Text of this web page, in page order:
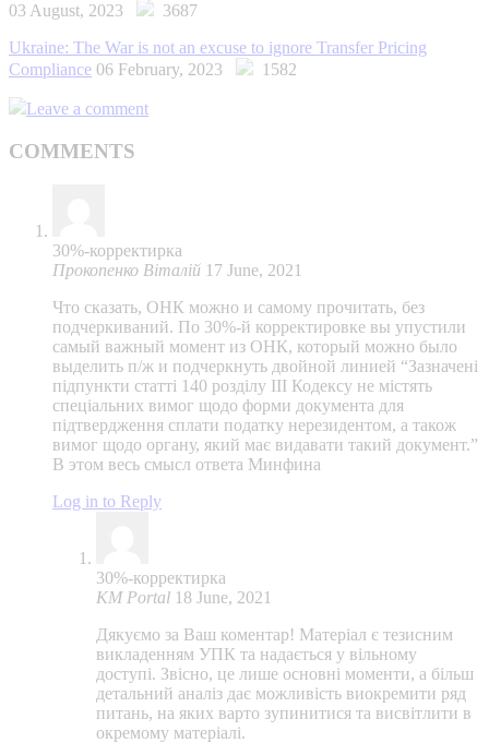
03 August, 2023
3687
Ukraine: The War is not an excuse to ignore Transfer Pricing
Compliance 06 February, 2023 1582
Leave a comment
COMMENTS
30%-корректирка
Прокопенко Віталій 17 June, 2021
Что сказать, ОНК можно и самому прочитать, без
подчеркиваний. По 30%-й корректировке вы упустили
самый важный момент из ОНК, который можно было
выделить п/ж и подчеркнуть двойной линией “Зазначені
підпункти статті 140 розділу III Кодексу не містять
спеціальних вимог щодо форми документа для
підтвердження сплати податку нерезидентом, а також
вимог щодо органу, який має видавати такий документ.”
В этом весь смысл ответа Минфина
Log in to Reply
30%-корректирка
KM Portal 18 June, 2021
Дякуємо за Ваш коментар! Матеріал є тезисним
викладенням УПК та надається у вільному
доступі. Звісно, це лише основні моменти, а більш
детальний аналіз дає можливість виокремити ряд
питань, на яких варто зупинитися та висвітлити в
окремому матеріалі.